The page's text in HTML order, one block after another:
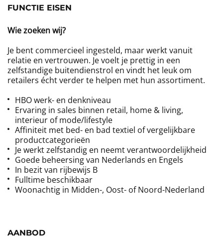
FUNCTIE EISEN
Wie zoeken wij?
Je bent commercieel ingesteld, maar werkt vanuit
relatie en vertrouwen. Je voelt je prettig in een
zelfstandige buitendienstrol en vindt het leuk om
retailers écht verder te helpen met hun assortiment.
HBO werk- en denkniveau
Ervaring in sales binnen retail, home & living,
interieur of mode/lifestyle
Affiniteit met bed- en bad textiel of vergelijkbare
productcategorieën
Je werkt zelfstandig en neemt verantwoordelijkheid
Goede beheersing van Nederlands en Engels
In bezit van rijbewijs B
Fulltime beschikbaar
Woonachtig in Midden-, Oost- of Noord-Nederland
AANBOD